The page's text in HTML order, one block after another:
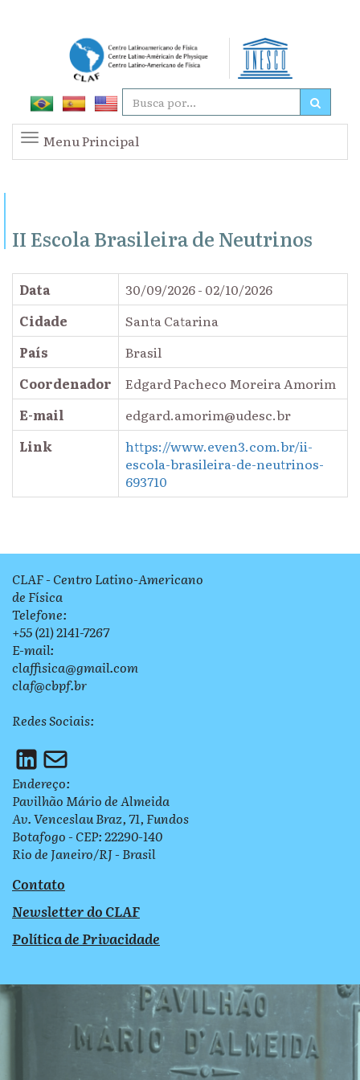
Menu Principal
II Escola Brasileira de Neutrinos
Data
30/09/2026 - 02/10/2026
Cidade
Santa Catarina
País
Brasil
Coordenador
Edgard Pacheco Moreira Amorim
E-mail
edgard.amorim@udesc.br
Link
https://www.even3.com.br/ii-
escola-brasileira-de-neutrinos-
693710
CLAF - Centro Latino-Americano
de Física
Telefone:
+55 (21) 2141-7267
E-mail:
claffisica@gmail.com
claf@cbpf.br
Redes Sociais:
Endereço:
Pavilhão Mário de Almeida
Av. Venceslau Braz, 71, Fundos
Botafogo - CEP: 22290-140
Rio de Janeiro/RJ - Brasil
Contato
Newsletter do CLAF
Política de Privacidade